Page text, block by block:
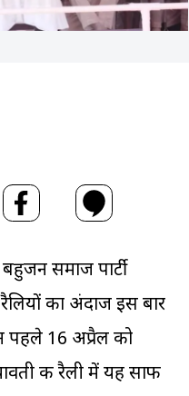
समाज पार्टी
का अंदाज इस बार
पहले 16 अप्रैल को
की रैली में यह साफ